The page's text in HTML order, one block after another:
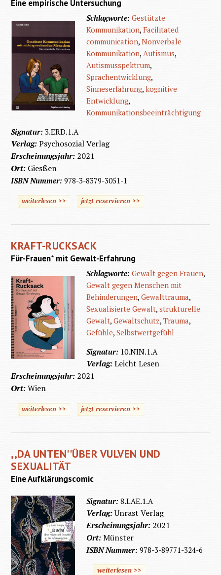
Eine empirische Untersuchung
Schlagworte:Gestützte
Kommunikation,Facilitated
communication,Nonverbale
Kommunikation,Autismus,
Autismusspektrum,
Sprachentwicklung,
Sinneserfahrung,kognitive
Entwicklung,
Kommunikationsbeeinträchtigung
Signatur: 3.ERD.1.A
Verlag:Psychosozial Verlag
Erscheinungsjahr: 2021
Ort: Giesßen
ISBN Nummer:978-3-8379-3051-1
weiterlesen >> jetzt reservieren >>
KRAFT-RUCKSACK
Für-Frauen* mit Gewalt-Erfahrung
Schlagworte:Gewalt gegen Frauen,
Gewalt gegen Menschen mit
Behinderungen,Gewalttrauma,
Sexualisierte Gewalt,strukturelle
Gewalt,Gewaltschutz,Trauma,
Gefühle,Selbstwertgefühl
Signatur: 10.NIN.1.A
Verlag:Leicht Lesen
Erscheinungsjahr: 2021
Ort:Wien
weiterlesen >> jetzt reservieren >>
,,DA UNTEN''ÜBER VULVEN UND
SEXUALITÄT
Eine Aufklärungscomic
Signatur:8.LAE.1.A
Verlag:Unrast Verlag
Erscheinungsjahr: 2021
Ort:Münster
ISBN Nummer:978-3-89771-324-6
weiterlesen >>